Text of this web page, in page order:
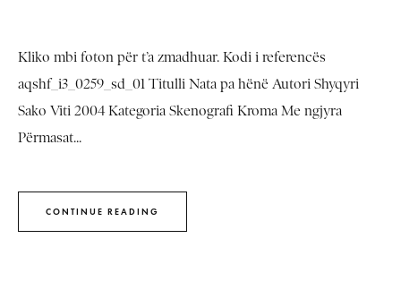
Kliko mbi foton për t’a zmadhuar. Kodi i referencës
aqshf_i3_0259_sd_01 Titulli Nata pa hënë Autori Shyqyri
Sako Viti 2004 Kategoria Skenografi Kroma Me ngjyra
Përmasat...
CONTINUE READING